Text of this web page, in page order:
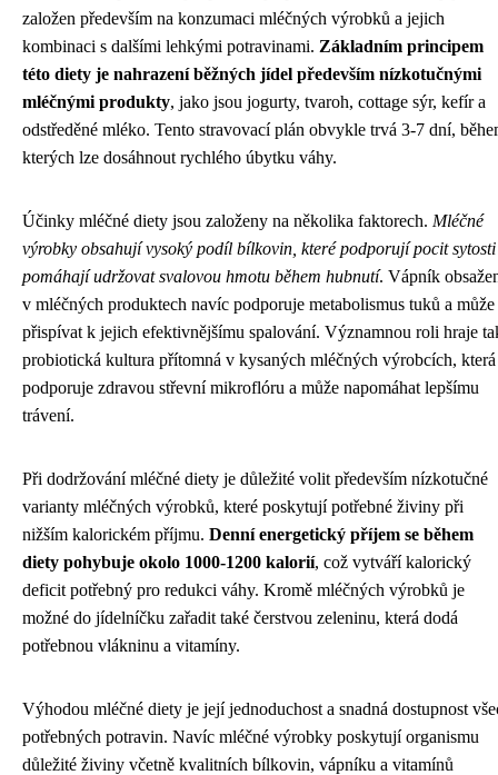
založen především na konzumaci mléčných výrobků a jejich
kombinaci s dalšími lehkými potravinami. Základním principem
této diety je nahrazení běžných jídel především nízkotučnými
mléčnými produkty, jako jsou jogurty, tvaroh, cottage sýr, kefír a
odstředěné mléko. Tento stravovací plán obvykle trvá 3-7 dní,
kterých lze dosáhnout rychlého úbytku váhy.
Účinky mléčné diety jsou založeny na několika faktorech. Mléčné
výrobky obsahují vysoký podíl bílkovin, které podporují pocit
pomáhají udržovat svalovou hmotu během hubnutí. Vápník
v mléčných produktech navíc podporuje metabolismus tuků a může
přispívat k jejich efektivnějšímu spalování. Významnou roli hraje
probiotická kultura přítomná v kysaných mléčných výrobcích, která
podporuje zdravou střevní mikroflóru a může napomáhat lepšímu
trávení.
Při dodržování mléčné diety je důležité volit především nízkotučné
varianty mléčných výrobků, které poskytují potřebné živiny při
nižším kalorickém příjmu. Denní energetický příjem se během
diety pohybuje okolo 1000-1200 kalorií, což vytváří kalorický
deficit potřebný pro redukci váhy. Kromě mléčných výrobků je
možné do jídelníčku zařadit také čerstvou zeleninu, která dodá
potřebnou vlákninu a vitamíny.
Výhodou mléčné diety je její jednoduchost a snadná dostupnost
potřebných potravin. Navíc mléčné výrobky poskytují organismu
důležité živiny včetně kvalitních bílkovin, vápníku a vitamínů